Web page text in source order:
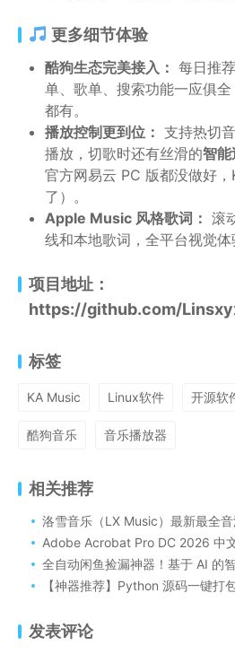
更多细节体验
酷狗生态完美接入： 每日推
单、歌单、搜索功能一应俱
都有。
播放控制更到位： 支持热切
播放，切歌时还有丝滑的智能
官方网易云 PC 版都没做好
了）。
Apple Music 风格歌词： 滚
线和本地歌词，全平台视觉体
项目地址：
https://github.com/
标签
KA Music Linux软件 开源软
酷狗音乐 音乐播放器
相关推荐
洛雪音乐（LX Music）最新最全
Adobe Acrobat Pro DC 2026 中文便携破解版，
全自动闲鱼捡漏神器！基于 AI 的智能监
【神器推荐】Python 源码一键打包 EXE 工具（
发表评论